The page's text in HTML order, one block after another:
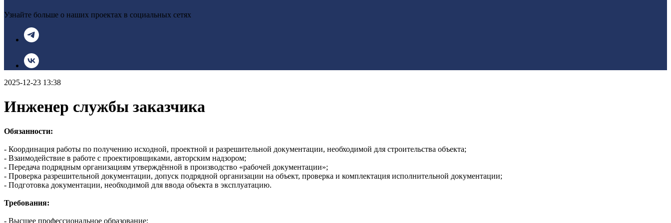
Узнайте больше о наших проектах в социальных сетях
2025-12-23 13:38
Инженер службы заказчика
Обязанности:
- Координация работы по получению исходной, проектной и разрешительной документации, необходимой для строительства объекта;
- Взаимодействие в работе с проектировщиками, авторским надзором;
- Передача подрядным организациям утверждённой в производство «рабочей документации»;
- Проверка разрешительной документации, допуск подрядной организации на объект, проверка и комплектация исполнительной документации;
- Подготовка документации, необходимой для ввода объекта в эксплуатацию.
Требования:
- Высшее профессиональное образование;